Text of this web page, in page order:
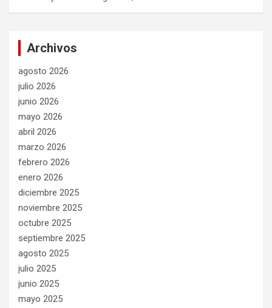
Archivos
agosto 2026
julio 2026
junio 2026
mayo 2026
abril 2026
marzo 2026
febrero 2026
enero 2026
diciembre 2025
noviembre 2025
octubre 2025
septiembre 2025
agosto 2025
julio 2025
junio 2025
mayo 2025